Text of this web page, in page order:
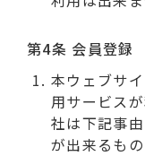
第4条 会員登録
本ウェブサ
用サービス
社は下記事
が出来るもの